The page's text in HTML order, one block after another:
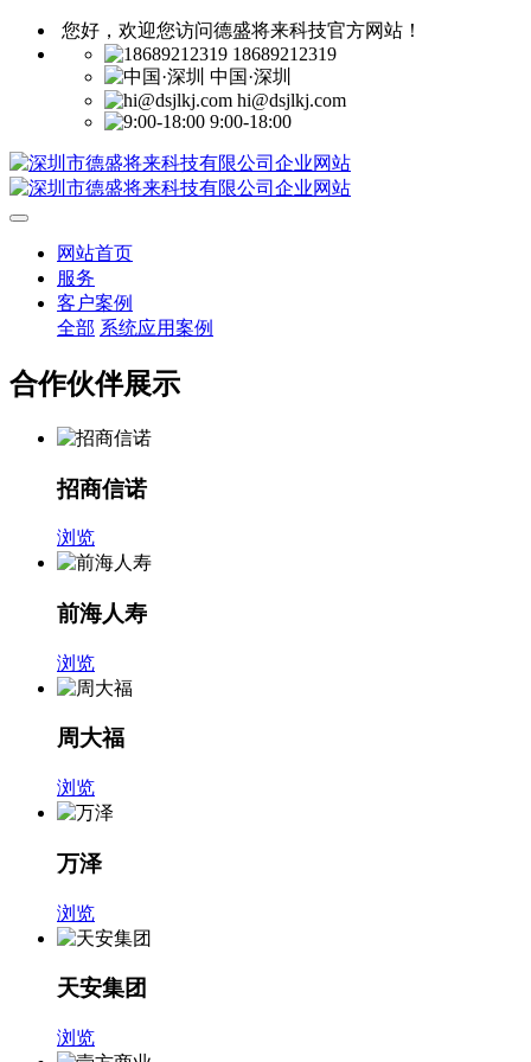
您好，欢迎您访问德盛将来科技官方网站！
18689212319
中国·深圳
hi@dsjlkj.com
9:00-18:00
网站首页
服务
客户案例
全部 系统应用案例
合作伙伴展示
招商信诺
浏览
前海人寿
浏览
周大福
浏览
万泽
浏览
天安集团
浏览